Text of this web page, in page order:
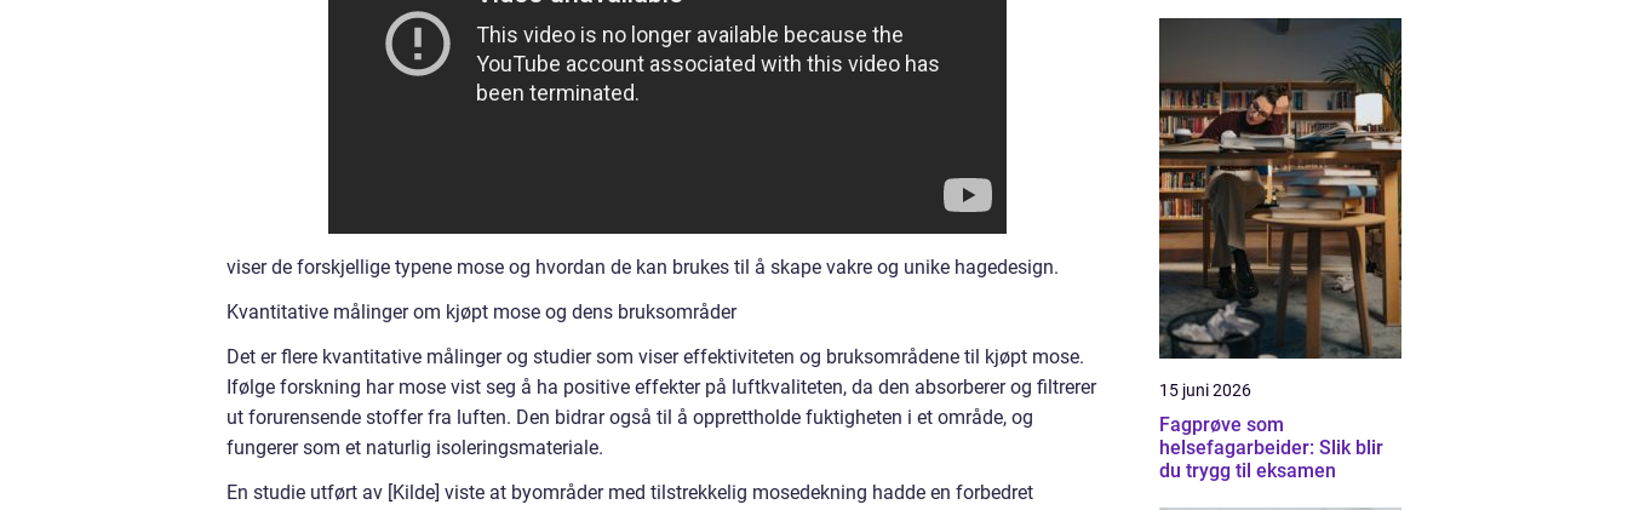
viser de forskjellige typene mose og hvordan de kan brukes til å skape vakre og unike hagedesign.
Kvantitative målinger om kjøpt mose og dens bruksområder
Det er flere kvantitative målinger og studier som viser effektiviteten og bruksområdene til kjøpt mose.
Ifølge forskning har mose vist seg å ha positive effekter på luftkvaliteten, da den absorberer og filtrerer
ut forurensende stoffer fra luften. Den bidrar også til å opprettholde fuktigheten i et område, og
fungerer som et naturlig isoleringsmateriale.
En studie utført av [Kilde] viste at byområder med tilstrekkelig mosedekning hadde en forbedret
15 juni 2026
Fagprøve som
helsefagarbeider: Slik blir
du trygg til eksamen